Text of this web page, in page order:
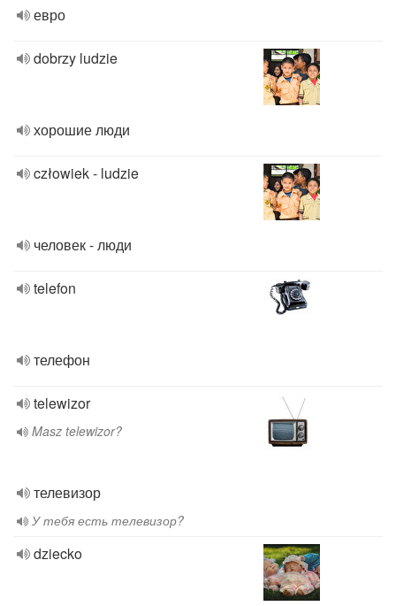
евро
dobrzy ludzie
хорошие люди
człowiek - ludzie
человек - люди
telefon
телефон
telewizor
Masz telewizor?
телевизор
У тебя есть телевизор?
dziecko